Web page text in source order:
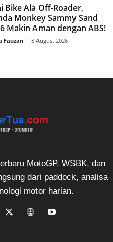
Bike Ala Off-Roader,
Monkey Sammy Sand
Makin Aman dengan ABS!
Fauzan 8 August 2026
MotoGP, WSBK, dan
dari paddock, analisa
motor harian.